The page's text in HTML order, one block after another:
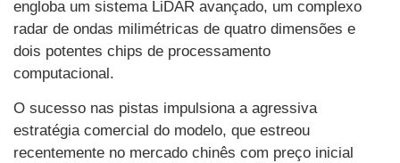
engloba um sistema LiDAR avançado, um complexo
radar de ondas milimétricas de quatro dimensões e
dois potentes chips de processamento
computacional.
O sucesso nas pistas impulsiona a agressiva
estratégia comercial do modelo, que estreou
recentemente no mercado chinês com preço inicial